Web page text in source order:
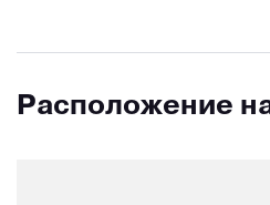
Расположение